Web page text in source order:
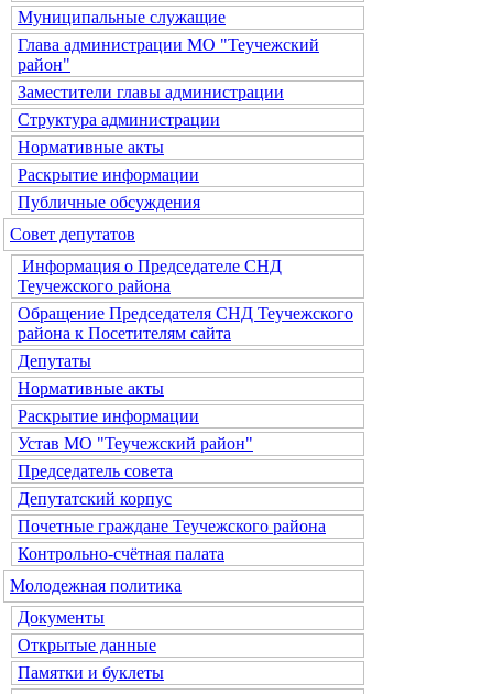
Муниципальные служащие
Глава администрации МО "Теучежский
район"
Заместители главы администрации
Структура администрации
Нормативные акты
Раскрытие информации
Публичные обсуждения
Совет депутатов
Информация о Председателе СНД
Теучежского района
Обращение Председателя СНД Теучежского
района к Посетителям сайта
Депутаты
Нормативные акты
Раскрытие информации
Устав МО "Теучежский район"
Председатель совета
Депутатский корпус
Почетные граждане Теучежского района
Контрольно-счётная палата
Молодежная политика
Документы
Открытые данные
Памятки и буклеты